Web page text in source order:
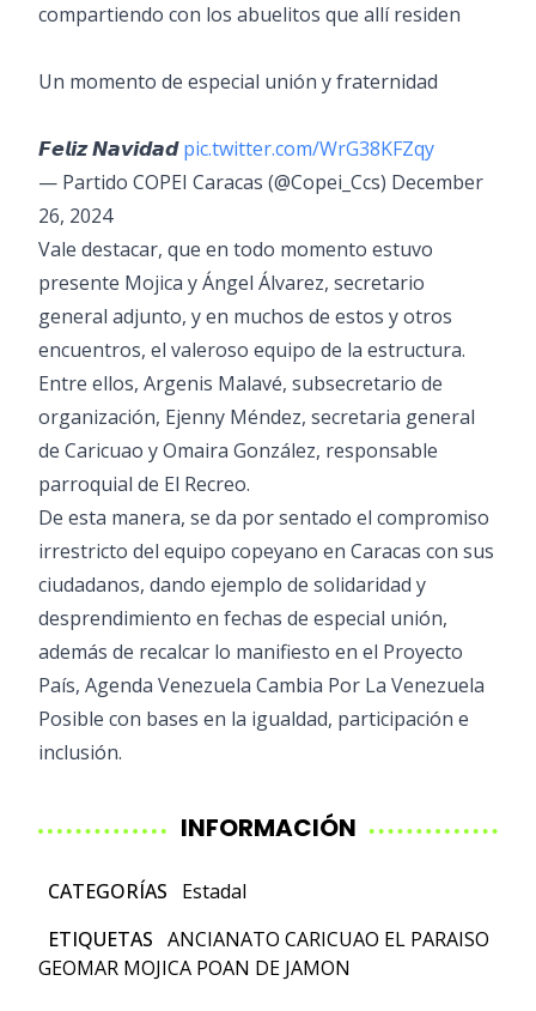
compartiendo con los abuelitos que allí residen
Un momento de especial unión y fraternidad
𝙁𝙚𝙡𝙞𝙯 𝙉𝙖𝙫𝙞𝙙𝙖𝙙pic.twitter.com/WrG38KFZqy
— Partido COPEI Caracas (@Copei_Ccs) December
26, 2024
Vale destacar, que en todo momento estuvo
presente Mojica y Ángel Álvarez, secretario
general adjunto, y en muchos de estos y otros
encuentros, el valeroso equipo de la estructura.
Entre ellos, Argenis Malavé, subsecretario de
organización, Ejenny Méndez, secretaria general
de Caricuao y Omaira González, responsable
parroquial de El Recreo.
De esta manera, se da por sentado el compromiso
irrestricto del equipo copeyano en Caracas con sus
ciudadanos, dando ejemplo de solidaridad y
desprendimiento en fechas de especial unión,
además de recalcar lo manifiesto en el Proyecto
País, Agenda Venezuela Cambia Por La Venezuela
Posible con bases en la igualdad, participación e
inclusión.
INFORMACIÓN
CATEGORÍAS
Estadal
ETIQUETAS ANCIANATO CARICUAO EL PARAISO
GEOMAR MOJICA POAN DE JAMON